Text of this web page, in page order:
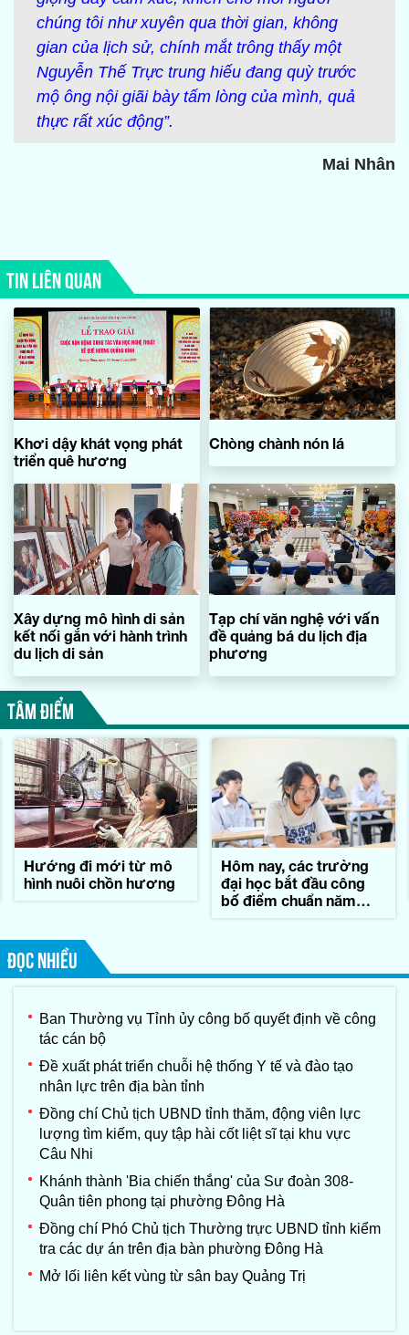
chúng tôi như xuyên qua thời gian, không
gian của lịch sử, chính mắt trông thấy một
Nguyễn Thế Trực trung hiếu đang quỳ trước
mộ ông nội giãi bày tấm lòng của mình, quả
thực rất xúc động”.
Mai Nhân
TIN LIÊN QUAN
Khơi dậy khát vọng phát
triển quê hương
Chòng chành nón lá
Xây dựng mô hình di sản
kết nối gắn với hành trình
du lịch di sản
Tạp chí văn nghệ với vấn
đề quảng bá du lịch địa
phương
TÂM ĐIỂM
Hướng đi mới từ mô
hình nuôi chồn hương
Hôm nay, các trường
đại học bắt đầu công
bố điểm chuẩn năm
ĐỌC NHIỀU
Ban Thường vụ Tỉnh ủy công bố quyết định về công
tác cán bộ
Đề xuất phát triển chuỗi hệ thống Y tế và đào tạo
nhân lực trên địa bàn tỉnh
Đồng chí Chủ tịch UBND tỉnh thăm, động viên lực
lượng tìm kiếm, quy tập hài cốt liệt sĩ tại khu vực
Câu Nhi
Khánh thành 'Bia chiến thắng' của Sư đoàn 308-
Quân tiên phong tại phường Đông Hà
Đồng chí Phó Chủ tịch Thường trực UBND tỉnh kiểm
tra các dự án trên địa bàn phường Đông Hà
Mở lối liên kết vùng từ sân bay Quảng Trị